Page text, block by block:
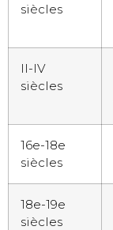
siècles
II-IV
siècles
16e-18e
siècles
18e-19e
siècles